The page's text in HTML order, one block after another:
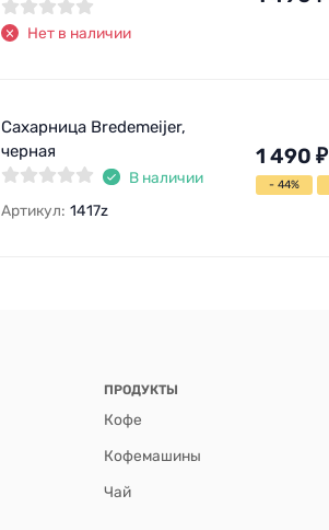
Нет в наличии
Сахарница Bredemeijer,
черная
В наличии
Артикул: 1417z
1 490 ₽
- 44%
ПРОДУКТЫ
Кофе
Кофемашины
Чай